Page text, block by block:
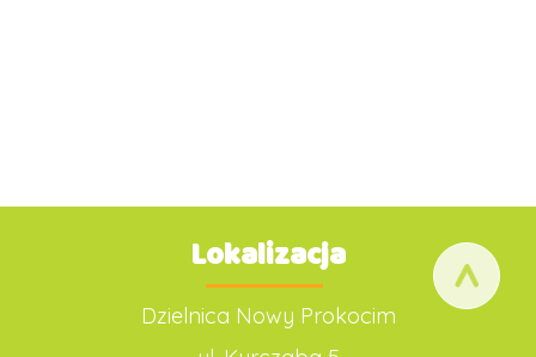
Lokalizacja
Dzielnica Nowy Prokocim